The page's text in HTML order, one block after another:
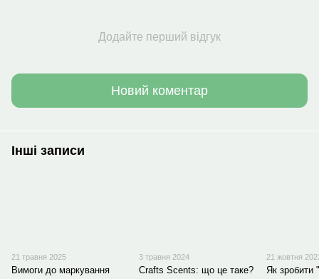
Додайте перший відгук
Новий коментар
Інші записи
21 травня 2025
Вимоги до маркування
3 травня 2024
Crafts Scents: що це таке?
21 жовтня
Як зробити